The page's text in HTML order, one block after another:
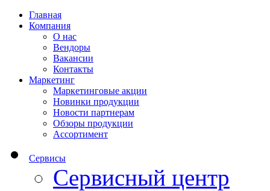
Главная
Компания
О нас
Вендоры
Вакансии
Контакты
Маркетинг
Маркетинговые акции
Новинки продукции
Новости партнерам
Обзоры продукции
Ассортимент
Сервисы
Сервисный центр